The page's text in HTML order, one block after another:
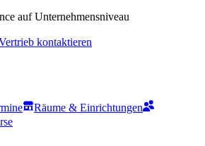
auf Unternehmensniveau
kontaktieren
Räume & Einrichtungen